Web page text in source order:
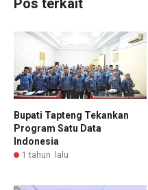
Pos terkait
Bupati Tapteng Tekankan
Program Satu Data
Indonesia
1 tahun lalu